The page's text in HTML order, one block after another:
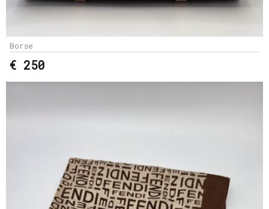
Borse
€ 250